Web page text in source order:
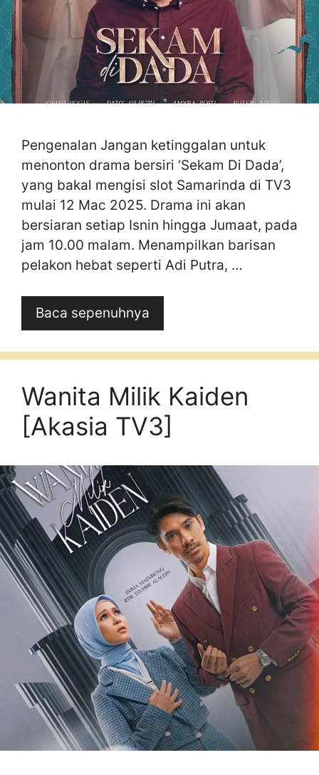
Pengenalan Jangan ketinggalan untuk
menonton drama bersiri ‘Sekam Di Dada’,
yang bakal mengisi slot Samarinda di TV3
mulai 12 Mac 2025. Drama ini akan
bersiaran setiap Isnin hingga Jumaat, pada
jam 10.00 malam. Menampilkan barisan
pelakon hebat seperti Adi Putra, …
Baca sepenuhnya
Wanita Milik Kaiden
[Akasia TV3]